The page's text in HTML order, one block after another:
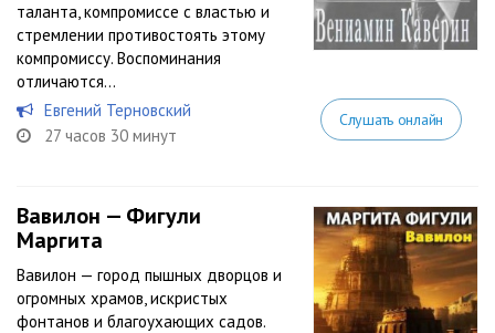
таланта, компромиссе с властью и
стремлении противостоять этому
компромиссу. Воспоминания
отличаются...
Евгений Терновский
27 часов 30 минут
Слушать онлайн
Вавилон — Фигули
Маргита
Вавилон — город пышных дворцов и
огромных храмов, искристых
фонтанов и благоухающих садов.